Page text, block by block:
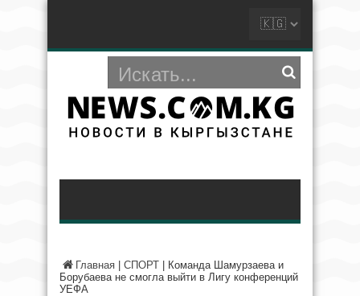
Главная СПОРТ
Команда Шамурзаева и
Борубаева не смогла выйти в Лигу конференций
УЕФА